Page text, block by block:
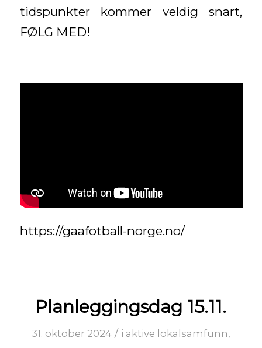
tidspunkter kommer veldig snart,
FØLG MED!
https://gaafotball-norge.no/
Planleggingsdag 15.11.
31. oktober 2024 / i aktive lokalsamfunn,